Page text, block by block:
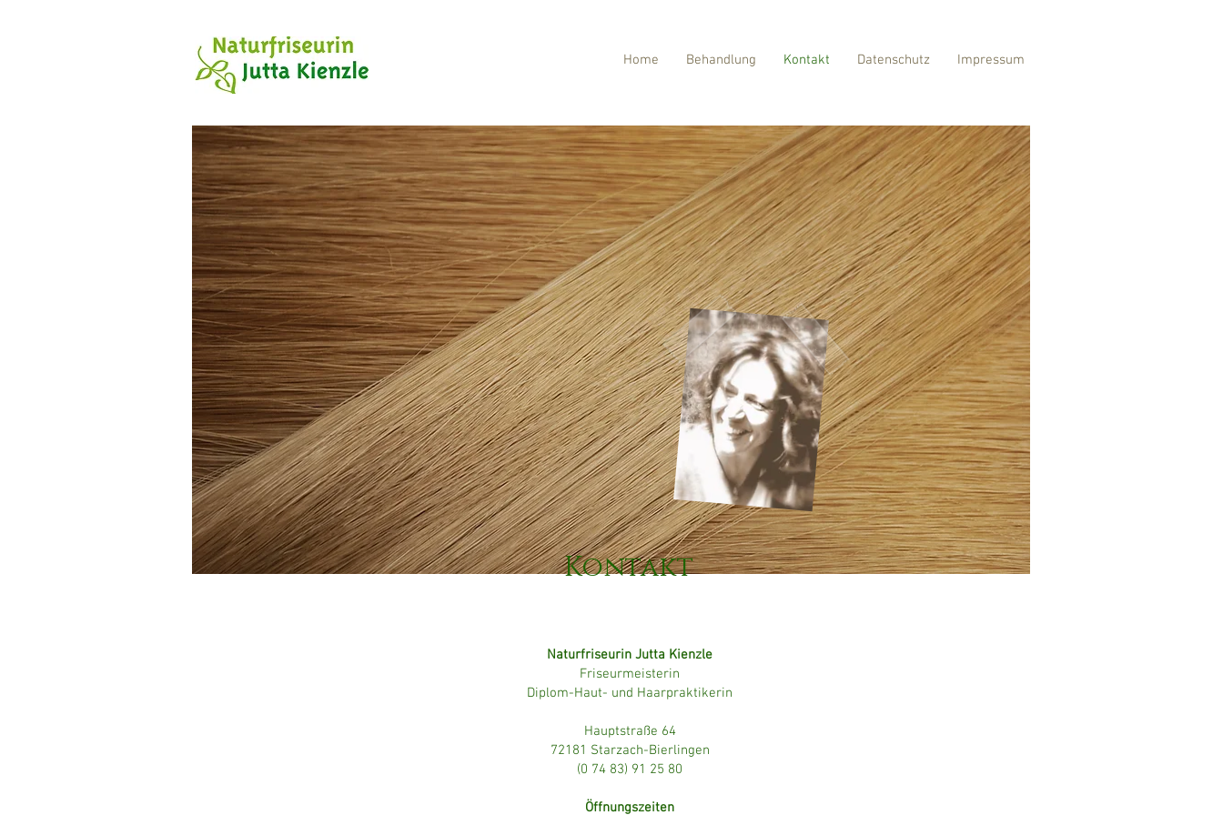
Home Behandlung Kontakt Datenschutz Impressum
Kontakt
Naturfriseurin Jutta Kienzle
Friseurmeisterin
Diplom-Haut- und Haarpraktikerin
Hauptstraße 64
72181 Starzach-Bierlingen
(0 74 83) 91 25 80
Öffnungszeiten